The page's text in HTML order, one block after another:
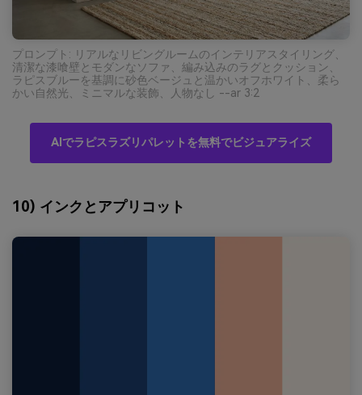
プロンプト: リアルなリビングルームのインテリアスタイリング、
清潔な漆喰壁とモダンなソファ、編み込みのラグとクッション、
ラピスブルーを基調に砂色ベージュと温かいオフホワイト、柔ら
かい自然光、ミニマルな装飾、人物なし --ar 3:2
AIでラピスラズリパレットを無料でビジュアライズ
10) インクとアプリコット